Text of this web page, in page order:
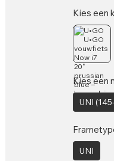
Kies een
Kies een
UNI
UNI